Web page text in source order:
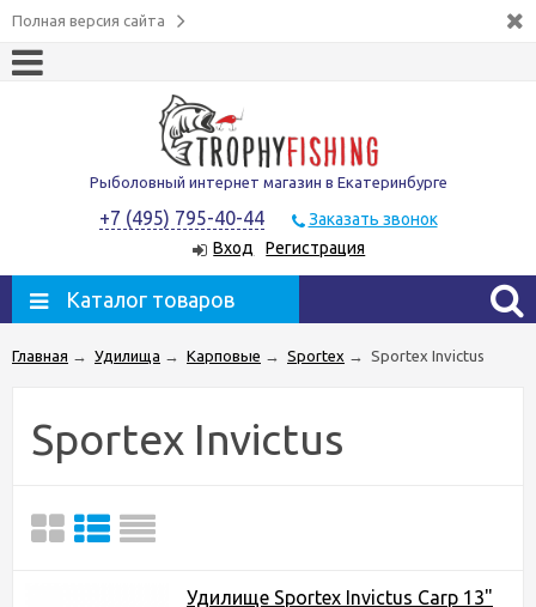
Полная версия сайта
Рыболовный интернет магазин в Екатеринбурге
+7 (495) 795-40-44
Заказать звонок
Вход
Регистрация
Каталог товаров
Главная → Удилища → Карповые → Sportex → Sportex Invictus
Sportex Invictus
Удилище Sportex Invictus Carp 13"